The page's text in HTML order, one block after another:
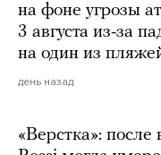
на фоне угрозы
3 августа из-за
на один из
день назад
«Верстка»: